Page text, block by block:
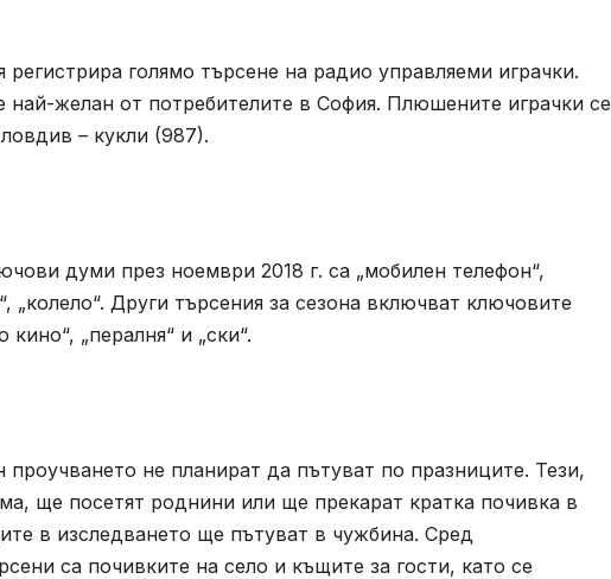
регистрира голямо търсене на радио управляеми играчки.
най-желан от потребителите в София. Плюшените играчки се
– кукли (987).
думи през ноември 2018 г. са „мобилен телефон“,
„колело“. Други търсения за сезона включват ключовите
„пералня“ и „ски“.
не планират да пътуват по празниците. Тези,
ще посетят роднини или ще прекарат кратка почивка в
в изследването ще пътуват в чужбина. Сред
са почивките на село и къщите за гости, като се